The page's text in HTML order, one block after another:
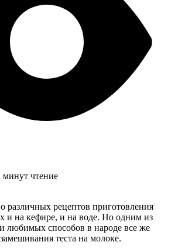
минут чтение
различных рецептов приготовления
и на кефире, и на воде. Но одним из
любимых способов в народе все же
теста на молоке.